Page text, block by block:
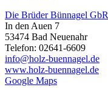
Die Brüder Bünnagel GbR
In den Auen 7
53474 Bad Neuenahr
Telefon: 02641-6609
info@holz-buennagel.de
www.holz-buennagel.de
Google Maps